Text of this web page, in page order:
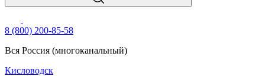
8 (800) 200-85-58
Вся Россия (многоканальный)
Кисловодск